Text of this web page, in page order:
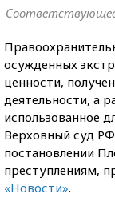
осужденных
ценности,
деятельности, а
использованное
Верховный суд
постановлении
преступлениям,
«Новости».